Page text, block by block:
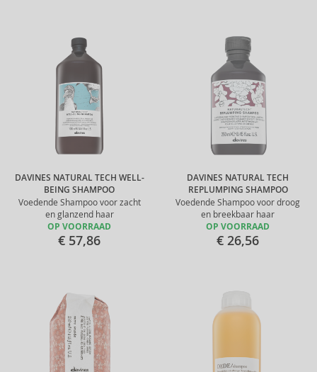
DAVINES NATURAL TECH WELL-
BEING SHAMPOO
Voedende Shampoo voor zacht
en glanzend haar
OP VOORRAAD
€ 57,86
DAVINES NATURAL TECH
REPLUMPING SHAMPOO
Voedende Shampoo voor droog
en breekbaar haar
OP VOORRAAD
€ 26,56